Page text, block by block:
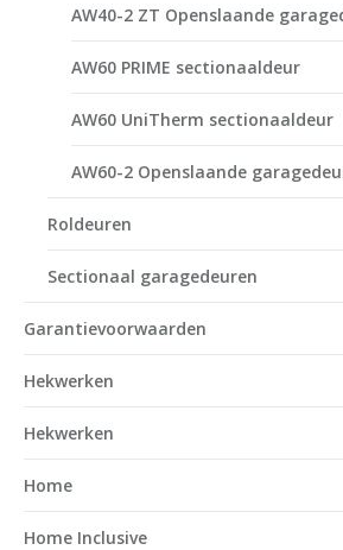
AW40-2 ZT Openslaande
AW60 PRIME sectionaaldeur
AW60 UniTherm sectionaaldeur
AW60-2 Openslaande
Roldeuren
Sectionaal garagedeuren
Garantievoorwaarden
Hekwerken
Hekwerken
Home
Home Inclusive